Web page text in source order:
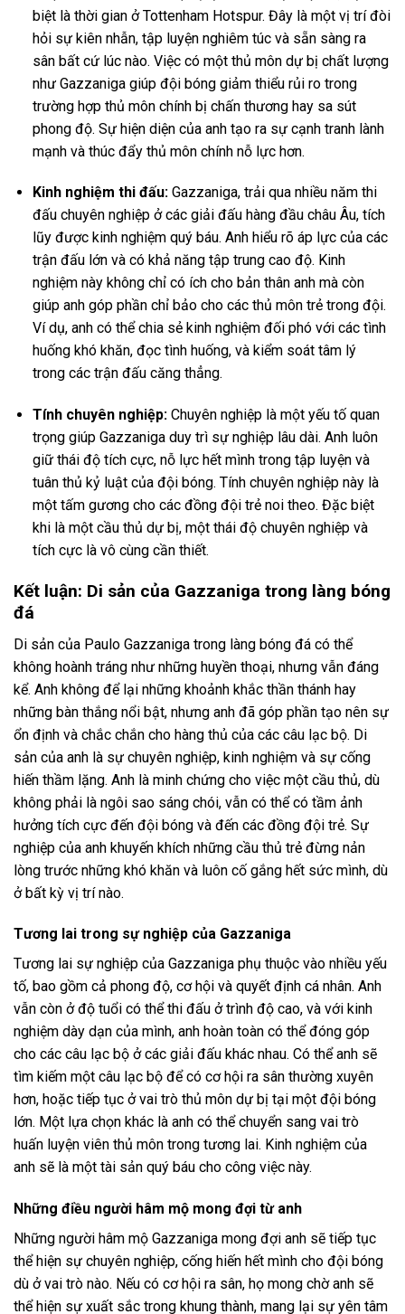
biệt là thời gian ở Tottenham Hotspur. Đây là một vị trí đòi
hỏi sự kiên nhẫn, tập luyện nghiêm túc và sẵn sàng ra
sân bất cứ lúc nào. Việc có một thủ môn dự bị chất lượng
như Gazzaniga giúp đội bóng giảm thiểu rủi ro trong
trường hợp thủ môn chính bị chấn thương hay sa sút
phong độ. Sự hiện diện của anh tạo ra sự cạnh tranh lành
mạnh và thúc đẩy thủ môn chính nỗ lực hơn.
Kinh nghiệm thi đấu:Gazzaniga, trải qua nhiều năm thi
đấu chuyên nghiệp ở các giải đấu hàng đầu châu Âu, tích
lũy được kinh nghiệm quý báu. Anh hiểu rõ áp lực của các
trận đấu lớn và có khả năng tập trung cao độ. Kinh
nghiệm này không chỉ có ích cho bản thân anh mà còn
giúp anh góp phần chỉ bảo cho các thủ môn trẻ trong đội.
Ví dụ, anh có thể chia sẻ kinh nghiệm đối phó với các tình
huống khó khăn, đọc tình huống, và kiểm soát tâm lý
trong các trận đấu căng thẳng.
Tính chuyên nghiệp:Chuyên nghiệp là một yếu tố quan
trọng giúp Gazzaniga duy trì sự nghiệp lâu dài. Anh luôn
giữ thái độ tích cực, nỗ lực hết mình trong tập luyện và
tuân thủ kỷ luật của đội bóng. Tính chuyên nghiệp này là
một tấm gương cho các đồng đội trẻ noi theo. Đặc biệt
khi là một cầu thủ dự bị, một thái độ chuyên nghiệp và
tích cực là vô cùng cần thiết.
Kết luận: Di sản của Gazzaniga trong làng bóng
đá
Di sản của Paulo Gazzaniga trong làng bóng đá có thể
không hoành tráng như những huyền thoại, nhưng vẫn đáng
kể. Anh không để lại những khoảnh khắc thần thánh hay
những bàn thắng nổi bật, nhưng anh đã góp phần tạo nên sự
ổn định và chắc chắn cho hàng thủ của các câu lạc bộ. Di
sản của anh là sự chuyên nghiệp, kinh nghiệm và sự cống
hiến thầm lặng. Anh là minh chứng cho việc một cầu thủ, dù
không phải là ngôi sao sáng chói, vẫn có thể có tầm ảnh
hưởng tích cực đến đội bóng và đến các đồng đội trẻ. Sự
nghiệp của anh khuyến khích những cầu thủ trẻ đừng nản
lòng trước những khó khăn và luôn cố gắng hết sức mình, dù
ở bất kỳ vị trí nào.
Tương lai trong sự nghiệp của Gazzaniga
Tương lai sự nghiệp của Gazzaniga phụ thuộc vào nhiều yếu
tố, bao gồm cả phong độ, cơ hội và quyết định cá nhân. Anh
vẫn còn ở độ tuổi có thể thi đấu ở trình độ cao, và với kinh
nghiệm dày dạn của mình, anh hoàn toàn có thể đóng góp
cho các câu lạc bộ ở các giải đấu khác nhau. Có thể anh sẽ
tìm kiếm một câu lạc bộ để có cơ hội ra sân thường xuyên
hơn, hoặc tiếp tục ở vai trò thủ môn dự bị tại một đội bóng
lớn. Một lựa chọn khác là anh có thể chuyển sang vai trò
huấn luyện viên thủ môn trong tương lai. Kinh nghiệm của
anh sẽ là một tài sản quý báu cho công việc này.
Những điều người hâm mộ mong đợi từ anh
Những người hâm mộ Gazzaniga mong đợi anh sẽ tiếp tục
thể hiện sự chuyên nghiệp, cống hiến hết mình cho đội bóng
dù ở vai trò nào. Nếu có cơ hội ra sân, họ mong chờ anh sẽ
thể hiện sự xuất sắc trong khung thành, mang lại sự yên tâm